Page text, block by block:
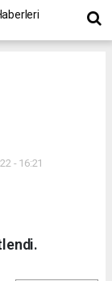
- 16:21